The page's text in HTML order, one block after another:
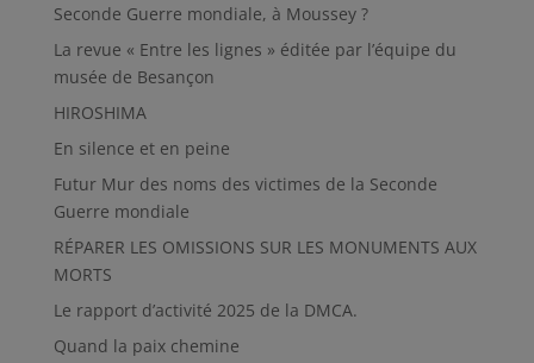
Seconde Guerre mondiale, à Moussey ?
La revue « Entre les lignes » éditée par l’équipe du
musée de Besançon
HIROSHIMA
En silence et en peine
Futur Mur des noms des victimes de la Seconde
Guerre mondiale
RÉPARER LES OMISSIONS SUR LES MONUMENTS AUX
MORTS
Le rapport d’activité 2025 de la DMCA.
Quand la paix chemine